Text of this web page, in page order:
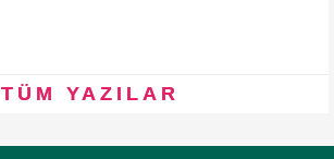
TÜM YAZILAR